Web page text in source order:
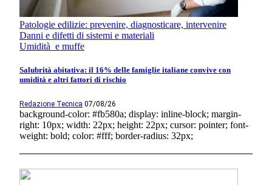
Patologie edilizie: prevenire, diagnosticare, intervenire
Danni e difetti di sistemi e materiali
Umidità e muffe
Salubrità abitativa: il 16% delle famiglie italiane convive con
umidità e altri fattori di rischio
Redazione Tecnica 07/08/26
background-color: #fb580a; display: inline-block; margin-
right: 10px; width: 22px; height: 22px; cursor: pointer; font-
weight: bold; color: #fff; border-radius: 32px;